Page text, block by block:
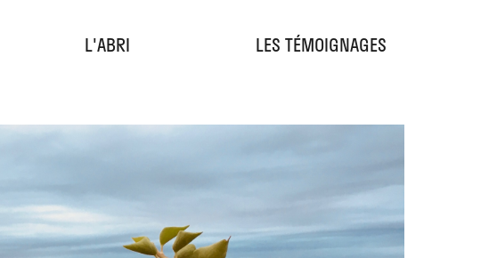
L'ABRI LES TÉMOIGNAGES